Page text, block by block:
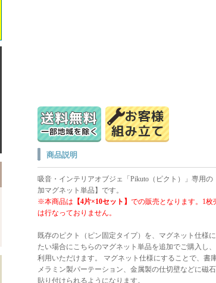
商品説明
吸音・インテリアオブジェ「Pikuto（ピクト）」専用の
加マグネット単品】です。
※本商品は 【4片×10セット】 での販売となります。1枚
は行なっておりません。
既存のピクト（ピン固定タイプ）を、マグネット仕様
たい場合にこちらのマグネット単品を追加でご購入し
利用いただけます。 マグネット仕様にすることで、書
メラミン製パーテーション、金属製の仕切壁などに磁
貼り付けられるようになります。